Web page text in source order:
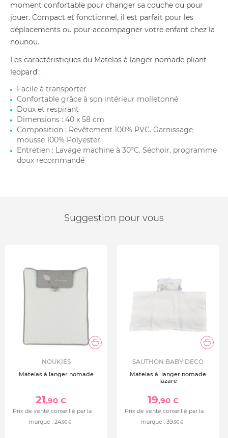
moment confortable pour changer sa couche ou pour
jouer. Compact et fonctionnel, il est parfait pour les
déplacements ou pour accompagner votre enfant chez la
nounou.
Les caractéristiques du Matelas à langer nomade pliant
leopard :
Facile à transporter
Confortable grâce à son intérieur molletonné
Doux et respirant
Dimensions : 40 x 58 cm
Composition : Revêtement 100% PVC. Garnissage
mousse 100% Polyester.
Entretien : Lavage machine à 30°C. Séchoir, programme
doux recommandé
Suggestion pour vous
NOUKIES
Matelas à langer nomade
21,90 €
Prix de vente conseillé par la
marque : 24,90 €
SAUTHON BABY DECO
Matelas à langer nomade
lazare
19,90 €
Prix de vente conseillé par la
marque : 39,90 €